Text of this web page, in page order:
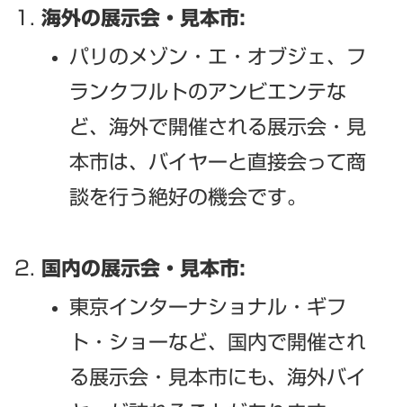
海外の展示会・見本市:
パリのメゾン・エ・オブジェ、フ
ランクフルトのアンビエンテな
ど、海外で開催される展示会・見
本市は、バイヤーと直接会って商
談を行う絶好の機会です。
国内の展示会・見本市:
東京インターナショナル・ギフ
ト・ショーなど、国内で開催され
る展示会・見本市にも、海外バイ